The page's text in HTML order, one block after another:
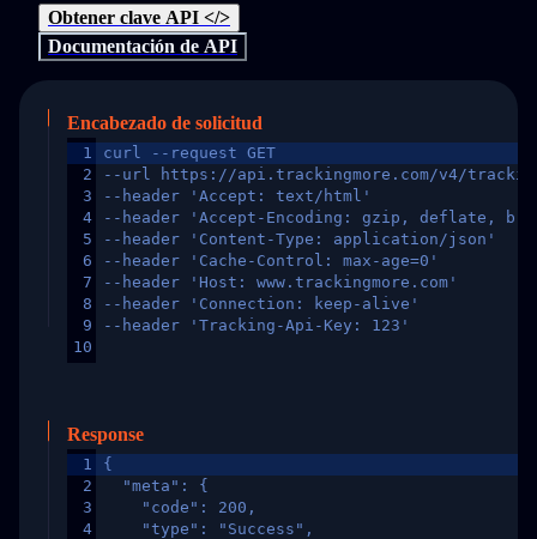
Obtener clave API </>
Documentación de API
Encabezado de solicitud
1
2
3
4
5
6
7
8
9
10
curl --request GET
--url https://api.trackingmore.com/v4/trackings/
--header 'Accept: text/html'
--header 'Accept-Encoding: gzip, deflate,
--header 'Content-Type: application/json'
--header 'Cache-Control: max-age=0'
--header 'Host: www.trackingmore.com'
--header 'Connection: keep-alive'
--header 'Tracking-Api-Key: 123'
Response
1
2
3
4
{
  "meta": {
    "code": 200,
    "type": "Success",